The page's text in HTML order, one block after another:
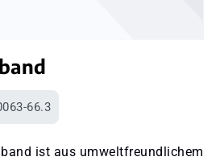
66.3
ist aus umweltfreundlichem